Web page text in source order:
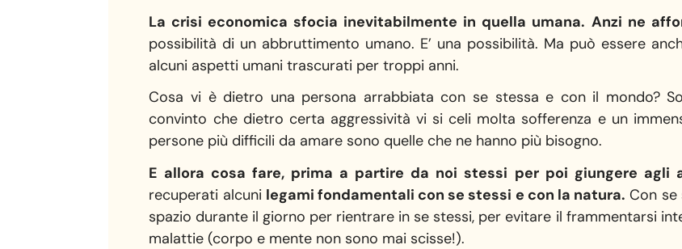
La crisi economica sfocia inevitabilmente in quella umana. Anzi ne
possibilità di un abbruttimento umano. E’ una possibilità. Ma può essere
alcuni aspetti umani trascurati per troppi anni.
Cosa vi è dietro una persona arrabbiata con se stessa e con il mondo?
convinto che dietro certa aggressività vi si celi molta sofferenza e un
persone più difficili da amare sono quelle che ne hanno più bisogno.
E allora cosa fare, prima a partire da noi stessi per poi giungere agli
recuperati alcuni legami fondamentali con se stessi e con la natura. Con
spazio durante il giorno per rientrare in se stessi, per evitare il frammentarsi
malattie (corpo e mente non sono mai scisse!).